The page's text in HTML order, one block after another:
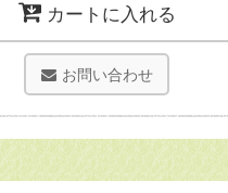
カートに入れる
お問い合わせ